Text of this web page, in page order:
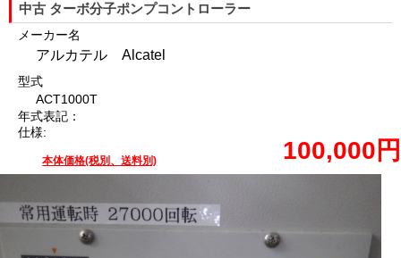
中古 ターボ分子ポンプコントローラー
メーカー名
アルカテル Alcatel
型式
ACT1000T
年式表記：
仕様:
本体価格(税別、送料別) 100,000円